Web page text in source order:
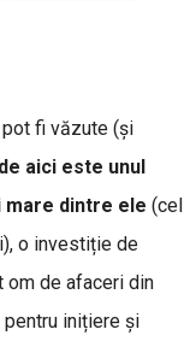
fi văzute (și
aici este unul
mare dintre ele (cel
o investiție de
om de afaceri din
pentru inițiere și